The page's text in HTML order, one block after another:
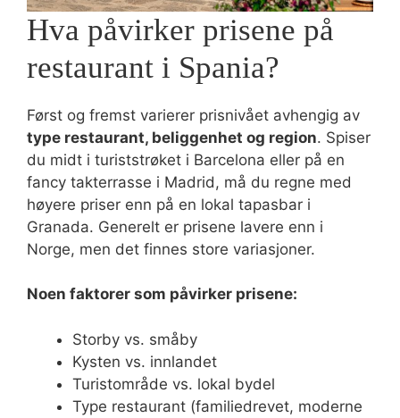
Hva påvirker prisene på
restaurant i Spania?
Først og fremst varierer prisnivået avhengig av
type restaurant, beliggenhet og region. Spiser
du midt i turiststrøket i Barcelona eller på en
fancy takterrasse i Madrid, må du regne med
høyere priser enn på en lokal tapasbar i
Granada. Generelt er prisene lavere enn i
Norge, men det finnes store variasjoner.
Noen faktorer som påvirker prisene:
Storby vs. småby
Kysten vs. innlandet
Turistområde vs. lokal bydel
Type restaurant (familiedrevet, moderne